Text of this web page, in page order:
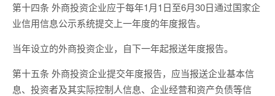
第十四条 外商投资企业应于每年1月1日至6月30日通过国家企
业信用信息公示系统提交上一年度的年度报告。
当年设立的外商投资企业，自下一年起报送年度报告。
第十五条 外商投资企业提交年度报告，应当报送企业基本信
息、投资者及其实际控制人信息、企业经营和资产负债等信